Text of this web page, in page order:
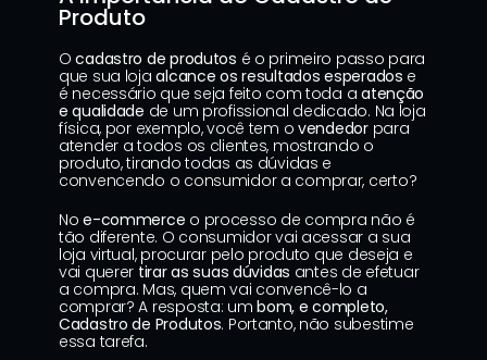
Produto
O cadastro de produtos é o primeiro passo para
que sua loja alcance os resultados esperados e
é necessário que seja feito com toda a atenção
e qualidade de um profissional dedicado. Na loja
física, por exemplo, você tem o vendedor para
atender a todos os clientes, mostrando o
produto, tirando todas as dúvidas e
convencendo o consumidor a comprar, certo?
No e-commerce o processo de compra não é
tão diferente. O consumidor vai acessar a sua
loja virtual, procurar pelo produto que deseja e
vai querer tirar as suas dúvidas antes de efetuar
a compra. Mas, quem vai convencê-lo a
comprar? A resposta: um bom, e completo,
Cadastro de Produtos. Portanto, não subestime
essa tarefa.